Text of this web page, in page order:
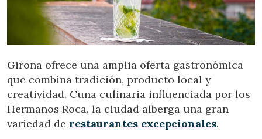
Girona ofrece una amplia oferta gastronómica
que combina tradición, producto local y
creatividad. Cuna culinaria influenciada por los
Hermanos Roca, la ciudad alberga una gran
variedad de restaurantes excepcionales.